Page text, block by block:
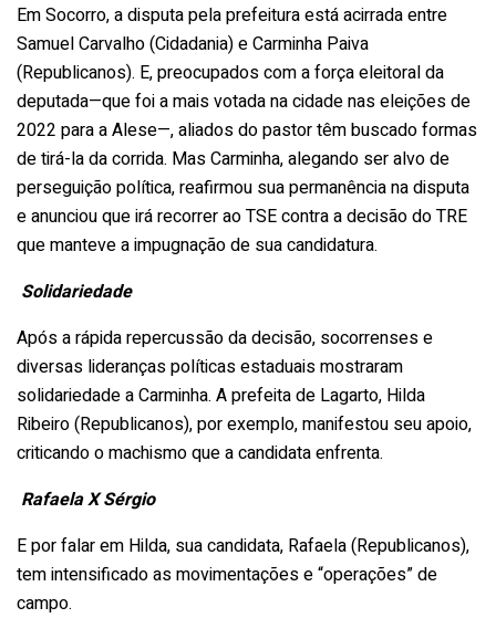
Em Socorro, a disputa pela prefeitura está acirrada entre
Samuel Carvalho (Cidadania) e Carminha Paiva
(Republicanos). E, preocupados com a força eleitoral da
deputada—que foi a mais votada na cidade nas eleições de
2022 para a Alese—, aliados do pastor têm buscado formas
de tirá-la da corrida. Mas Carminha, alegando ser alvo de
perseguição política, reafirmou sua permanência na disputa
e anunciou que irá recorrer ao TSE contra a decisão do TRE
que manteve a impugnação de sua candidatura.
Solidariedade
Após a rápida repercussão da decisão, socorrenses e
diversas lideranças políticas estaduais mostraram
solidariedade a Carminha. A prefeita de Lagarto, Hilda
Ribeiro (Republicanos), por exemplo, manifestou seu apoio,
criticando o machismo que a candidata enfrenta.
Rafaela X Sérgio
E por falar em Hilda, sua candidata, Rafaela (Republicanos),
tem intensificado as movimentações e “operações” de
campo.